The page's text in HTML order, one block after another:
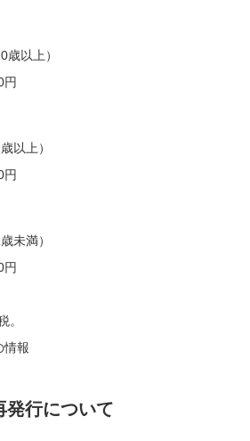
歳以上）
円
以上）
円
未満）
円
。
情報
発行について